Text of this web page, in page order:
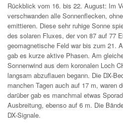
Rückblick vom 16. bis 22. August: Im
verschwanden alle Sonnenflecken,
emittieren. Diese sehr ruhige Sonne
des solaren Fluxes, der von 87 auf 77
geomagnetische Feld war bis zum 21.
gab es kurze aktive Phasen. Am
Sonnenwind aus dem koronalen Loch
langsam abzuflauen begann. Die DX-
manchen Tagen auch auf 17 m, waren
darüber gab es manchmal etwas
Ausbreitung, ebenso auf 6 m. Die
DX-Signale.